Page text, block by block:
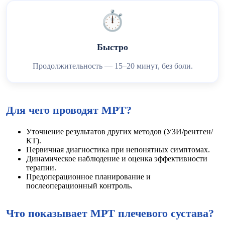
⏱️
Быстро
Продолжительность — 15–20 минут, без боли.
Для чего проводят МРТ?
Уточнение результатов других методов (УЗИ/рентген/
КТ).
Первичная диагностика при непонятных симптомах.
Динамическое наблюдение и оценка эффективности
терапии.
Предоперационное планирование и
послеоперационный контроль.
Что показывает МРТ плечевого сустава?